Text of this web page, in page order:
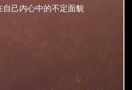
己内心中的不定面貌